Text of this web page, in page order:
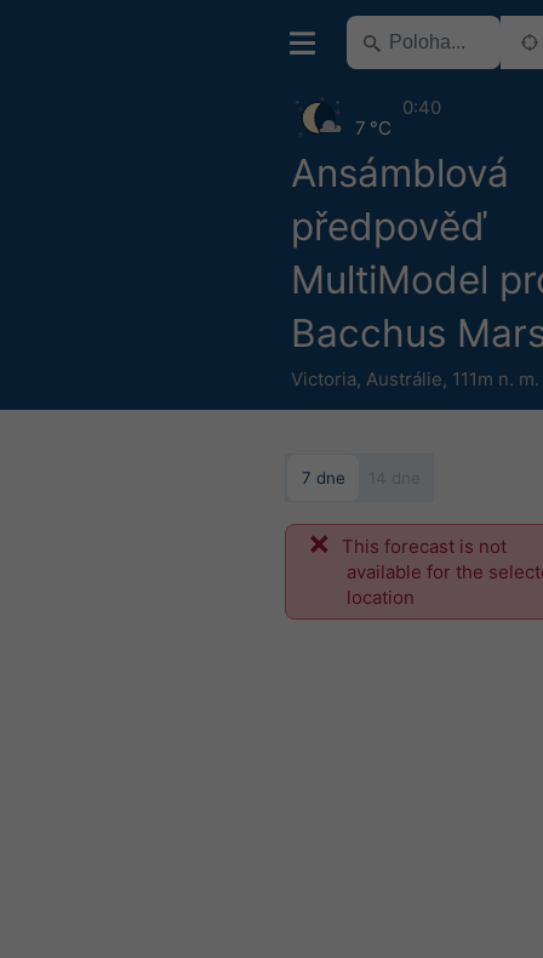
Ansámblová
předpověď
MultiModel
Bacchus
Victoria, Austrálie, 111m n. m.
7 °C
0:40
7 dne
This forecast is not
available for the
location